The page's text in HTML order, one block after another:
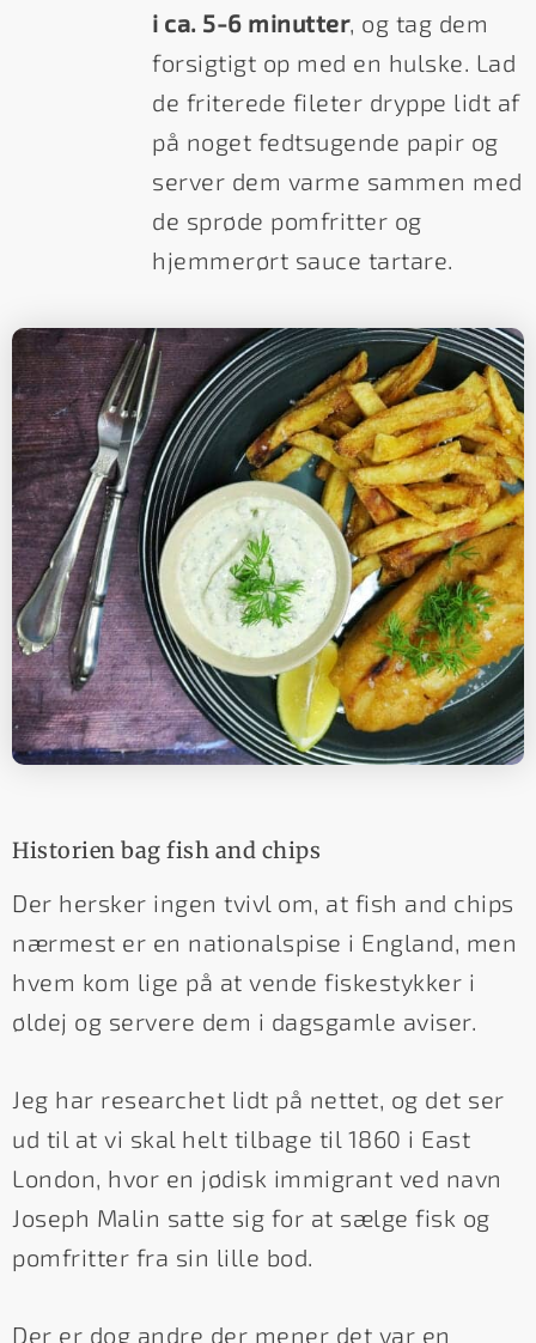
i ca. 5-6 minutter, og tag dem
forsigtigt op med en hulske. Lad
de friterede fileter dryppe lidt af
på noget fedtsugende papir og
server dem varme sammen med
de sprøde pomfritter og
hjemmerørt sauce tartare.
Historien bag fish and chips
Der hersker ingen tvivl om, at fish and chips
nærmest er en nationalspise i England, men
hvem kom lige på at vende fiskestykker i
øldej og servere dem i dagsgamle aviser.
Jeg har researchet lidt på nettet, og det ser
ud til at vi skal helt tilbage til 1860 i East
London, hvor en jødisk immigrant ved navn
Joseph Malin satte sig for at sælge fisk og
pomfritter fra sin lille bod.
Der er dog andre der mener det var en